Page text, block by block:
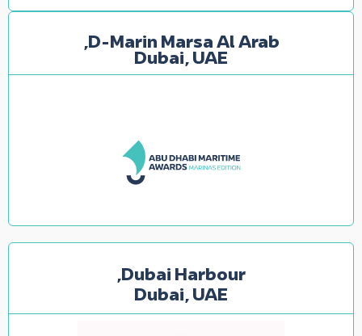
D-Marin Marsa Al Arab,
Dubai, UAE
Dubai Harbour,
Dubai, UAE